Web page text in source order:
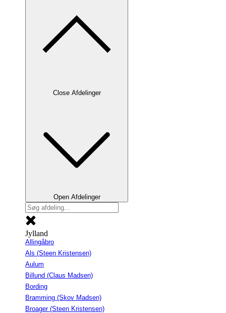
Close Afdelinger
Open Afdelinger
Jylland
Allingåbro
Als (Steen Kristensen)
Aulum
Billund (Claus Madsen)
Bording
Bramming (Skov Madsen)
Broager (Steen Kristensen)